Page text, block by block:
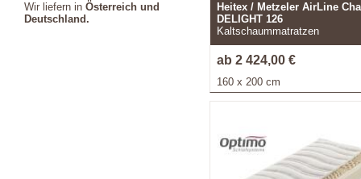
Wir liefern in Österreich und
Deutschland.
Heitex / Metzeler AirLine
DELIGHT 126
Kaltschaummatratzen
ab 2 424,00 €
160 x 200 cm